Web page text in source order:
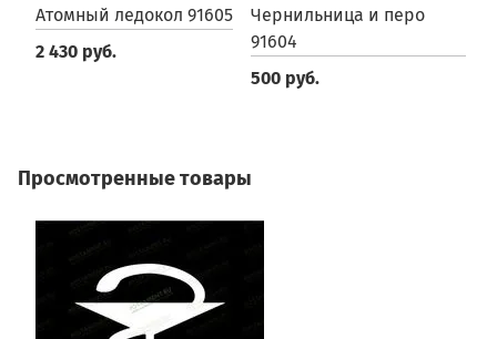
Атомный ледокол 91605
2 430 руб.
Чернильница и перо
91604
500 руб.
Просмотренные товары